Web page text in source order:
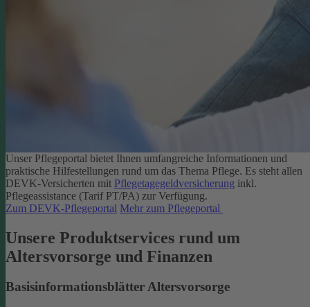
Unser Pflegeportal bietet Ihnen umfangreiche Informationen und
praktische Hilfestellungen rund um das Thema Pflege. Es steht allen
DEVK-Versicherten mit Pflegetagegeldversicherung inkl.
Pflegeassistance (Tarif PT/PA) zur Verfügung.
Zum DEVK-Pflegeportal Mehr zum Pflegeportal
Unsere Produktservices rund um
Altersvorsorge und Finanzen
Basisinformationsblätter Altersvorsorge